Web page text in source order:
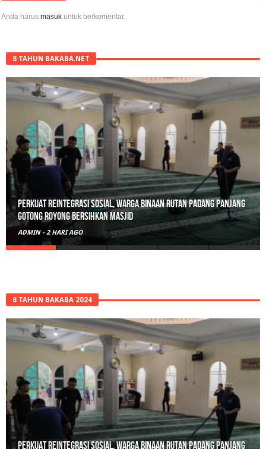
Anda harusmasuk untuk berkomentar.
8 TAHUN BAKABA.NET
Polisi Sita 82 Paket Ganja Siap Edar di Tanah Datar
ADMIN - 3 HARI AGO
8 TAHUN BAKABA 2024